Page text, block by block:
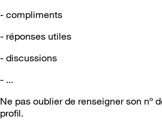
- compliments
- réponses utiles
- discussions
- ...
Ne pas oublier de renseigner son nº
profil.